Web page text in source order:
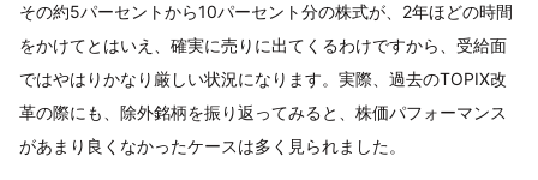
その約5パーセントから10パーセント分の株式が、2年ほどの時間
をかけてとはいえ、確実に売りに出てくるわけですから、受給面
ではやはりかなり厳しい状況になります。実際、過去のTOPIX改
革の際にも、除外銘柄を振り返ってみると、株価パフォーマンス
があまり良くなかったケースは多く見られました。